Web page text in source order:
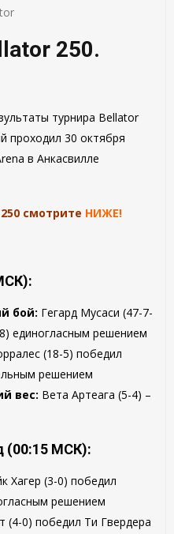
250.
турнира Bellator
проходил 30 октября
в Анкасвилле
смотрите НИЖЕ!
бой: Гегард Мусаси (47-7-
единогласным решением
(18-5) победил
решением
вес: Вета Артеага (5-4) –
(00:15 МСК):
Хагер (3-0) победил
решением
(4-0) победил Ти Гвердера